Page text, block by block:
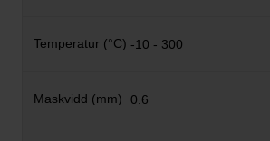
-10 - 300
0.6